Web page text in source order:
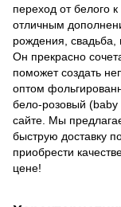
переход от белого
отличным
рождения, свадьба,
Он прекрасно
поможет создать
оптом
бело-розовый
сайте. Мы
быструю доставку
приобрести
цене!